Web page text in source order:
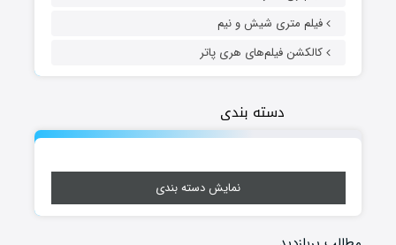
فیلم متری شیش و نیم
کالکشن فیلم‌های هری پاتر
دسته بندی
نمایش دسته بندی